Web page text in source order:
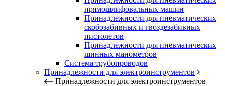
прямошлифовальных машин
Принадлежности для пневматических
скобозабивных и гвоздезабивных
пистолетов
Принадлежности для пневматических
шинных манометров
Система трубопроводов
Принадлежности для электроинструментов
Принадлежности для электроинструментов